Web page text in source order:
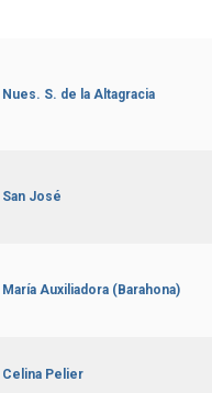
Nues. S. de la Altagracia
San José
María Auxiliadora (Barahona)
Celina Pelier